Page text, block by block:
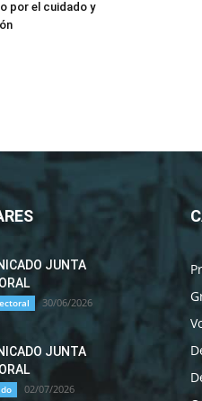
por el cuidado y
JUNTA
30/06/2026
JUNTA
02/07/2026